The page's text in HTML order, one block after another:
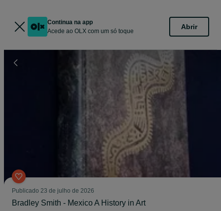
Continua na app
Acede ao OLX com um só toque
Abrir
Publicado 23 de julho de 2026
Bradley Smith - Mexico A History in Art